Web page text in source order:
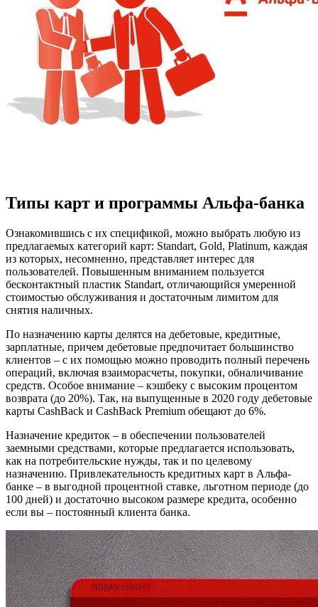
Типы карт и программы Альфа-банка
Ознакомившись с их спецификой, можно выбрать любую из
предлагаемых категорий карт: Standart, Gold, Platinum, каждая
из которых, несомненно, представляет интерес для
пользователей. Повышенным вниманием пользуется
бесконтактный пластик Standart, отличающийся умеренной
стоимостью обслуживания и достаточным лимитом для
снятия наличных.
По назначению карты делятся на дебетовые, кредитные,
зарплатные, причем дебетовые предпочитает большинство
клиентов – с их помощью можно проводить полный перечень
операций, включая взаиморасчеты, покупки, обналичивание
средств. Особое внимание – кэшбеку с высоким процентом
возврата (до 20%). Так, на выпущенные в 2020 году дебетовые
карты CashBack и CashBack Premium обещают до 6%.
Назначение кредиток – в обеспечении пользователей
заемными средствами, которые предлагается использовать,
как на потребительские нужды, так и по целевому
назначению. Привлекательность кредитных карт в Альфа-
банке – в выгодной процентной ставке, льготном периоде (до
100 дней) и достаточно высоком размере кредита, особенно
если вы – постоянный клиента банка.